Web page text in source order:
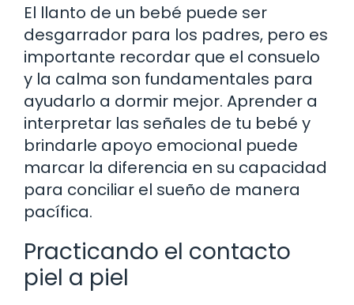
El llanto de un bebé puede ser
desgarrador para los padres, pero es
importante recordar que el consuelo
y la calma son fundamentales para
ayudarlo a dormir mejor. Aprender a
interpretar las señales de tu bebé y
brindarle apoyo emocional puede
marcar la diferencia en su capacidad
para conciliar el sueño de manera
pacífica.
Practicando el contacto
piel a piel